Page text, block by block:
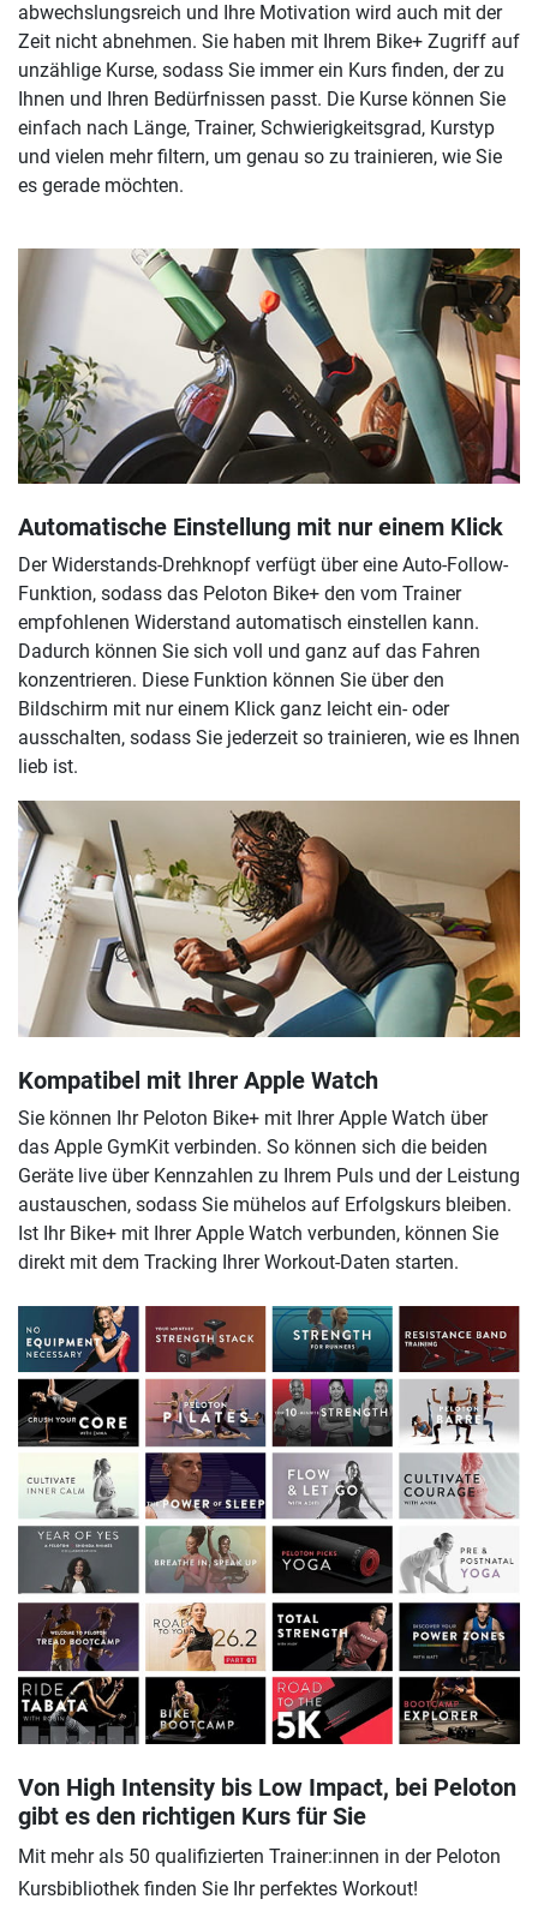
abwechslungsreich und Ihre Motivation wird auch mit der
Zeit nicht abnehmen. Sie haben mit Ihrem Bike+ Zugriff auf
unzählige Kurse, sodass Sie immer ein Kurs finden, der zu
Ihnen und Ihren Bedürfnissen passt. Die Kurse können Sie
einfach nach Länge, Trainer, Schwierigkeitsgrad, Kurstyp
und vielen mehr filtern, um genau so zu trainieren, wie Sie
es gerade möchten.
Automatische Einstellung mit nur einem Klick
Der Widerstands-Drehknopf verfügt über eine Auto-Follow-
Funktion, sodass das Peloton Bike+ den vom Trainer
empfohlenen Widerstand automatisch einstellen kann.
Dadurch können Sie sich voll und ganz auf das Fahren
konzentrieren. Diese Funktion können Sie über den
Bildschirm mit nur einem Klick ganz leicht ein- oder
ausschalten, sodass Sie jederzeit so trainieren, wie es Ihnen
lieb ist.
Kompatibel mit Ihrer Apple Watch
Sie können Ihr Peloton Bike+ mit Ihrer Apple Watch über
das Apple GymKit verbinden. So können sich die beiden
Geräte live über Kennzahlen zu Ihrem Puls und der Leistung
austauschen, sodass Sie mühelos auf Erfolgskurs bleiben.
Ist Ihr Bike+ mit Ihrer Apple Watch verbunden, können Sie
direkt mit dem Tracking Ihrer Workout-Daten starten.
Von High Intensity bis Low Impact, bei Peloton
gibt es den richtigen Kurs für Sie
Mit mehr als 50 qualifizierten Trainer:innen in der Peloton
Kursbibliothek finden Sie Ihr perfektes Workout!